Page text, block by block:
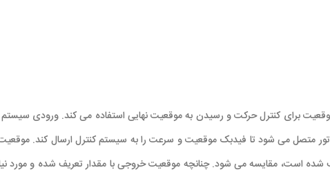
برای کنترل حرکت و رسیدن به موقعیت نهایی استفاده می کند. ورودی سیستم
متصل می شود تا فیدبک موقعیت و سرعت را به سیستم کنترل ارسال کند.
است، مقایسه می شود. چنانچه موقعیت خروجی با مقدار تعریف شده و مورد